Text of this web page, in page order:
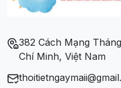
Phường Trần Hưng Đạo
Phường Tràng Tiền
382 Cách Mạng
Chí Minh, Việt Nam